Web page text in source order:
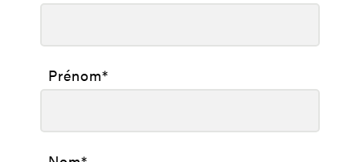
Prénom*